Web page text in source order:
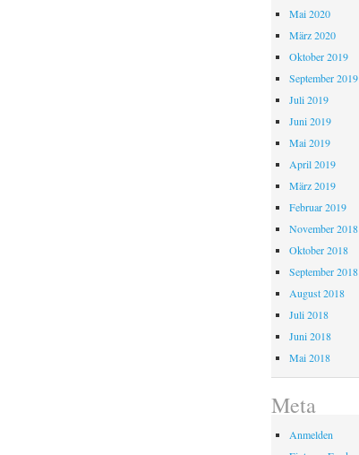
Mai 2020
März 2020
Oktober 2019
September 2019
Juli 2019
Juni 2019
Mai 2019
April 2019
März 2019
Februar 2019
November 2018
Oktober 2018
September 2018
August 2018
Juli 2018
Juni 2018
Mai 2018
Meta
Anmelden